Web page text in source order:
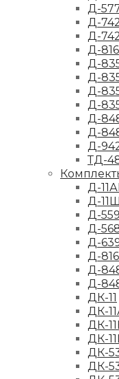
Д-
Д-
Д-
Д-816
Д-
Д-
Д-
Д-
Д-
Д-
Д-
ТД-
Д-
Д-
Д-
Д-
Д-
Д-
Д-
Д-
ДК-11
ДК-
ДК-
ДК-
ДК-
ДК-